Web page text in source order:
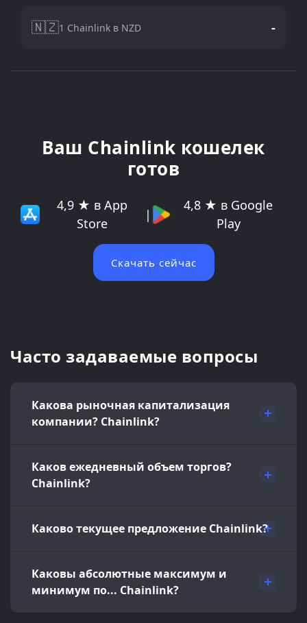
🇳🇿1 Chainlink в NZD -
Ваш Chainlink кошелек
готов
4,9 ★ в App
Store
|
4,8 ★ в Google
Play
Скачать сейчас
Часто задаваемые вопросы
Какова рыночная капитализация
компании? Chainlink?
Каков ежедневный объем торгов?
Chainlink?
Каково текущее предложение Chainlink?
Каковы абсолютные максимум и
минимум по... Chainlink?